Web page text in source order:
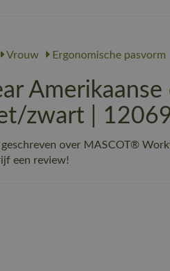
Vrouw Ergonomische pasvorm
zwart |
over MASCOT®
een review!